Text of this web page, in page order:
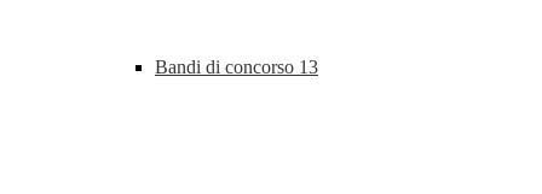
Bandi di concorso 13